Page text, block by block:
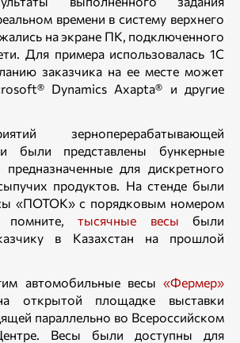
времени в систему верхнего
на экране ПК, подключенного
Для примера использовалась 1С
заказчика на ее месте может
Dynamics Axapta® и другие
зерноперерабатывающей
были представлены бункерные
для дискретного
продуктов. На стенде были
«ПОТОК» с порядковым номером
помните,тысячные весы были
в Казахстан на прошлой
автомобильные весы «Фермер»
открытой площадке выставки
параллельно во Всероссийском
Весы были доступны для